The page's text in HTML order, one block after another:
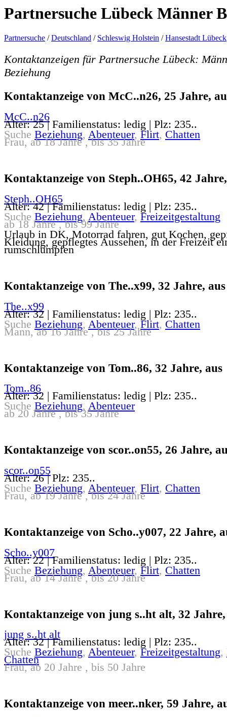
Partnersuche Lübeck Männer
Partnersuche /Deutschland / Schleswig Holstein /Hansestadt Lübeck
Kontaktanzeigen für Partnersuche Lübeck:
Beziehung
Kontaktanzeige von McC..n26, 25 Jahre,
McC..n26
Alter: 25 | Familienstatus: ledig | Plz: 235..
Suche Beziehung, Abenteuer, Flirt, Chatten
Frau, ab 18 Jahre , bis 35 Jahre
Kontaktanzeige von Steph..OH65, 42
Steph..OH65
Alter: 42 | Familienstatus: ledig | Plz: 235..
Suche Beziehung, Abenteuer, Freizeitgestaltung
ab 18 Jahre , bis 99 Jahre
Urlaub in DK, Motorrad fahren, gut Kochen,
Kleidung, gepflegtes Aussehen, in der Freizeit
rumschlumpfen
Kontaktanzeige von The..x99, 32 Jahre, aus
The..x99
Alter: 32 | Familienstatus: ledig | Plz: 235..
Suche Beziehung, Abenteuer, Flirt, Chatten
Mann, ab 16 Jahre , bis 25 Jahre
Kontaktanzeige von Tom..86, 32 Jahre, aus
Tom..86
Alter: 32 | Familienstatus: ledig | Plz: 235..
Suche Beziehung, Abenteuer
ab 20 Jahre , bis 35 Jahre
Kontaktanzeige von scor..on55, 26 Jahre,
scor..on55
Alter: 26 | Plz: 235..
Suche Beziehung, Abenteuer, Flirt, Chatten
Frau, ab 19 Jahre , bis 24 Jahre
Kontaktanzeige von Scho..y007, 22 Jahre,
Scho..y007
Alter: 22 | Familienstatus: ledig | Plz: 235..
Suche Beziehung, Abenteuer, Flirt, Chatten
Frau, ab 14 Jahre , bis 20 Jahre
Kontaktanzeige von jung s..ht alt, 32 Jahre,
jung s..ht alt
Alter: 32 | Familienstatus: ledig | Plz: 235..
Suche Beziehung, Abenteuer, Freizeitgestaltung,
Chatten
Frau, ab 20 Jahre , bis 50 Jahre
Kontaktanzeige von meer..nker, 59 Jahre,